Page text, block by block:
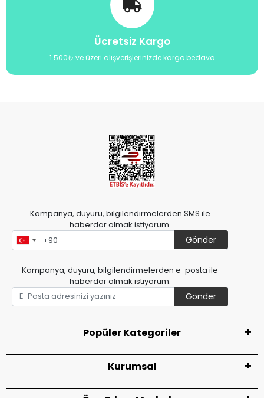
Ücretsiz Kargo
1.500₺ ve üzeri alışverişlerinizde kargo bedava
Kampanya, duyuru, bilgilendirmelerden SMS ile
haberdar olmak istiyorum.
Gönder
Kampanya, duyuru, bilgilendirmelerden e-posta ile
haberdar olmak istiyorum.
Gönder
Popüler Kategoriler
Kurumsal